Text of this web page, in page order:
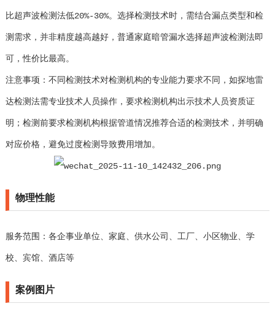
比超声波检测法低20%-30%。选择检测技术时，需结合漏点类型和检
测需求，并非精度越高越好，普通家庭暗管漏水选择超声波检测法即
可，性价比最高。
注意事项：不同检测技术对检测机构的专业能力要求不同，如探地雷
达检测法需专业技术人员操作，要求检测机构出示技术人员资质证
明；检测前要求检测机构根据管道情况推荐合适的检测技术，并明确
对应价格，避免过度检测导致费用增加。
物理性能
服务范围：各企事业单位、家庭、供水公司、工厂、小区物业、学
校、宾馆、酒店等
案例图片